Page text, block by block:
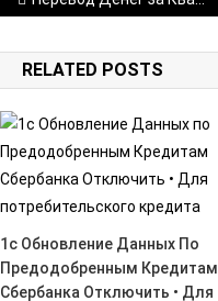
по
записям
RELATED POSTS
1с Обновление Данных По
Предодобренным Кредитам
Сбербанка Отключить • Для